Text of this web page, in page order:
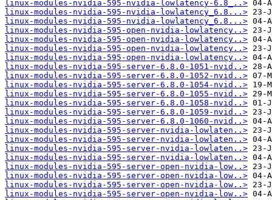
linux-modules-nvidia-595-nvidia-lowlatency-6.8_..>
linux-modules-nvidia-595-nvidia-lowlatency_6.8...>
linux-modules-nvidia-595-nvidia-lowlatency_6.8...>
linux-modules-nvidia-595-open-nvidia-lowlatency..>
linux-modules-nvidia-595-open-nvidia-lowlatency..>
linux-modules-nvidia-595-open-nvidia-lowlatency..>
linux-modules-nvidia-595-open-nvidia-lowlatency..>
linux-modules-nvidia-595-server-6.8.0-1051-nvid..>
linux-modules-nvidia-595-server-6.8.0-1052-nvid..>
linux-modules-nvidia-595-server-6.8.0-1054-nvid..>
linux-modules-nvidia-595-server-6.8.0-1055-nvid..>
linux-modules-nvidia-595-server-6.8.0-1058-nvid..>
linux-modules-nvidia-595-server-6.8.0-1059-nvid..>
linux-modules-nvidia-595-server-6.8.0-1060-nvid..>
linux-modules-nvidia-595-server-nvidia-lowlaten..>
linux-modules-nvidia-595-server-nvidia-lowlaten..>
linux-modules-nvidia-595-server-nvidia-lowlaten..>
linux-modules-nvidia-595-server-nvidia-lowlaten..>
linux-modules-nvidia-595-server-open-nvidia-low..>
linux-modules-nvidia-595-server-open-nvidia-low..>
linux-modules-nvidia-595-server-open-nvidia-low..>
linux-modules-nvidia-595-server-open-nvidia-low..>